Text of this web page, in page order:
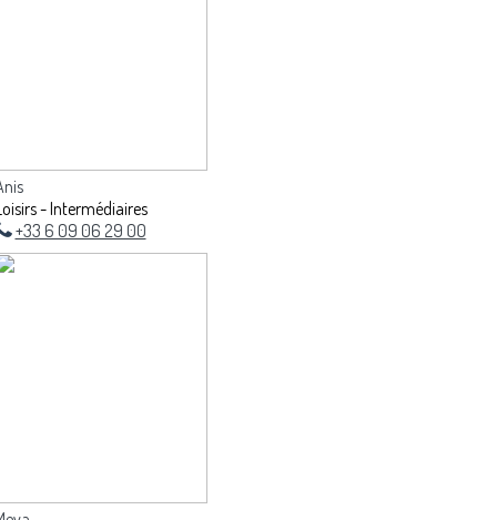
- Intermédiaires
+33 6 09 06 29 00